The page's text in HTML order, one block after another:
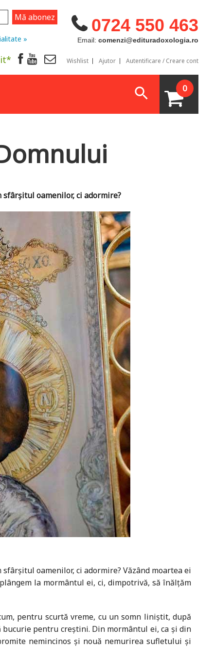
0724 550 463
Email: comenzi@edituradoxologia.ro
»
Wishlist Ajutor Autentificare / Creare cont
0
oamenilor, ci adormire?
oamenilor, ci adormire? Văzând moartea ei
la mormântul ei, ci, dimpotrivă, să înălțăm
pentru scurtă vreme, cu un somn liniștit, după
pentru creștini. Din mormântul ei, ca și din
nemincinos și nouă nemurirea sufletului și